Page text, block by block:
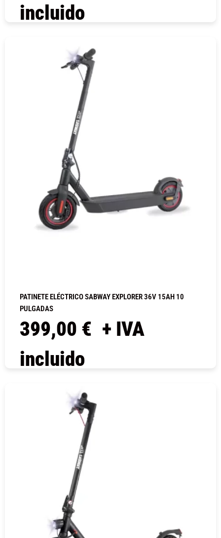
incluido
PATINETE ELÉCTRICO SABWAY EXPLORER 36V 15AH 10
PULGADAS
399,00 € + IVA
incluido